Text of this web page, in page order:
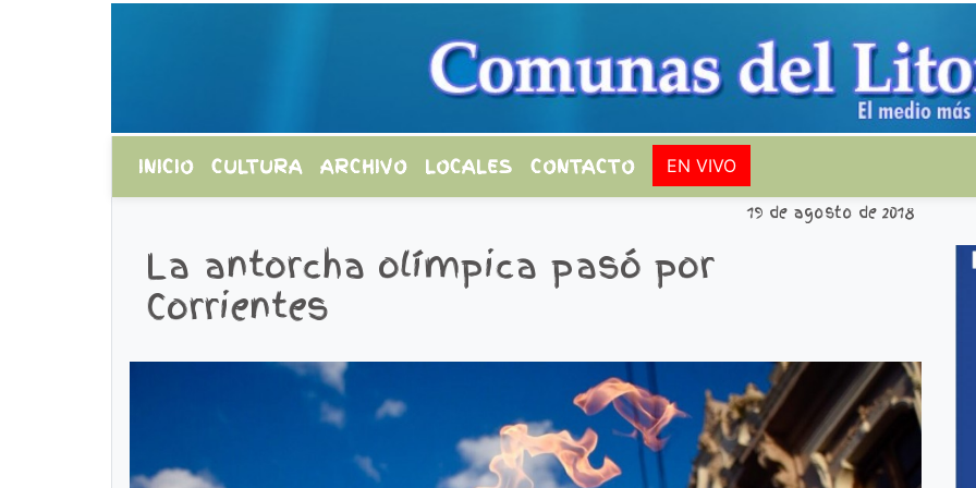
INICIO CULTURA ARCHIVO LOCALES CONTACTO EN VIVO
19 de agosto de 2018
La antorcha olímpica pasó por
Corrientes